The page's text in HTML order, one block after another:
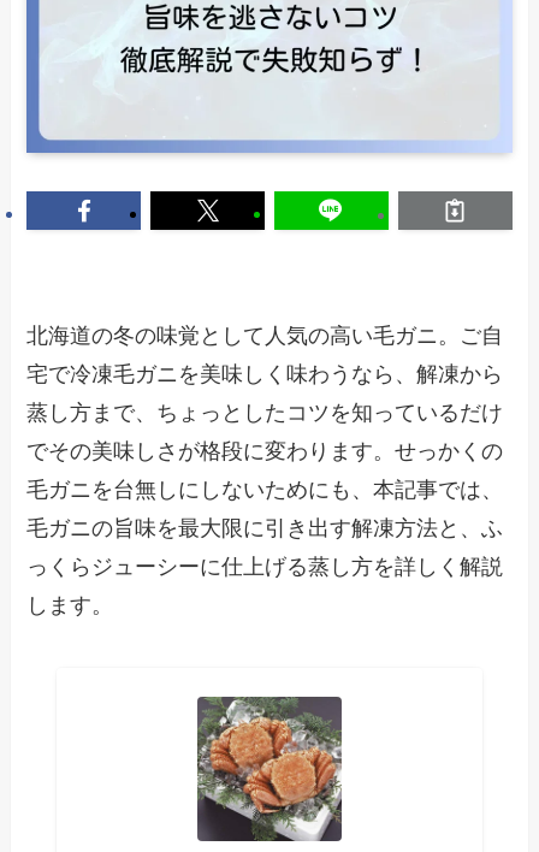
北海道の冬の味覚として人気の高い毛ガニ。ご自
宅で冷凍毛ガニを美味しく味わうなら、解凍から
蒸し方まで、ちょっとしたコツを知っているだけ
でその美味しさが格段に変わります。せっかくの
毛ガニを台無しにしないためにも、本記事では、
毛ガニの旨味を最大限に引き出す解凍方法と、ふ
っくらジューシーに仕上げる蒸し方を詳しく解説
します。